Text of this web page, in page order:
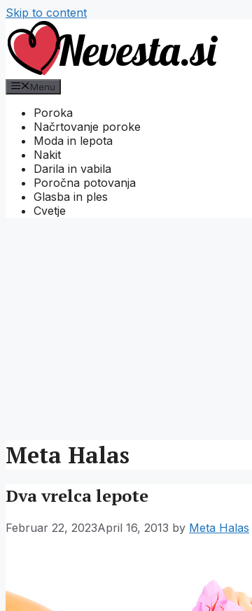
Skip to content
Menu
Poroka
Načrtovanje poroke
Moda in lepota
Nakit
Darila in vabila
Poročna potovanja
Glasba in ples
Cvetje
Meta Halas
Dva vrelca lepote
Februar 22, 2023April 16, 2013 by Meta Halas